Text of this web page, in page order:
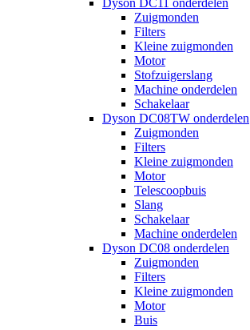
Dyson DC11 onderdelen
Zuigmonden
Filters
Kleine zuigmonden
Motor
Stofzuigerslang
Machine onderdelen
Schakelaar
Dyson DC08TW onderdelen
Zuigmonden
Filters
Kleine zuigmonden
Motor
Telescoopbuis
Slang
Schakelaar
Machine onderdelen
Dyson DC08 onderdelen
Zuigmonden
Filters
Kleine zuigmonden
Motor
Buis